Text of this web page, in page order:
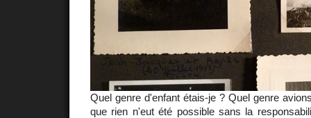
Quel genre d'enfant étais-je ? Quel genre
que rien n'eut été possible sans la